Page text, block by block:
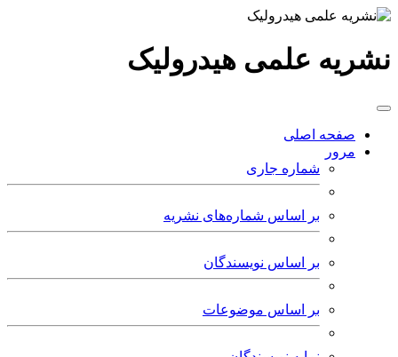
نشریه علمی هیدرولیک
صفحه اصلی
مرور
شماره جاری
بر اساس شماره‌های نشریه
بر اساس نویسندگان
بر اساس موضوعات